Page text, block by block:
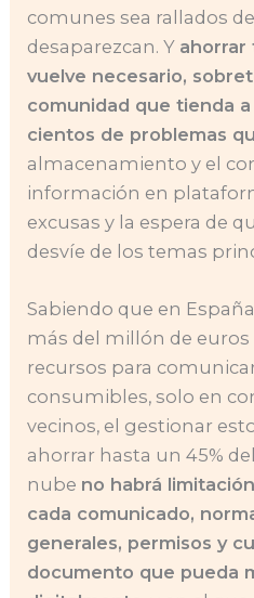
comunes sea rallados
desaparezcan. Y ahorrar
vuelve necesario,
comunidad que tienda
cientos de problemas
almacenamiento y el
información en
excusas y la espera de
desvíe de los temas
Sabiendo que en
más del millón de
recursos para
consumibles, solo en
vecinos, el gestionar
ahorrar hasta un 45%
nube no habrá
cada comunicado,
generales, permisos y
documento que pueda